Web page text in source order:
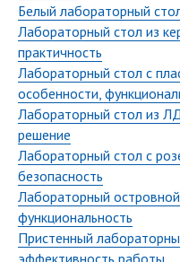
Белый лабораторный
Лабораторный стол из
практичность
Лабораторный стол с
особенности,
Лабораторный стол из
решение
Лабораторный стол с
безопасность
Лабораторный
функциональность
Пристенный
эффективность работы